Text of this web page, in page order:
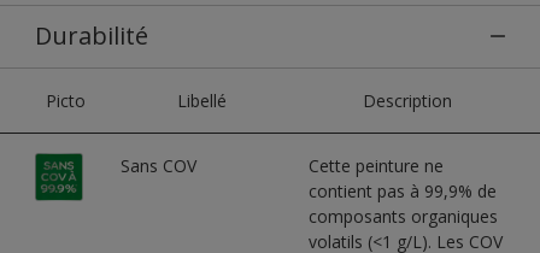
Durabilité
Picto Libellé Description
Sans COV
Cette peinture ne
contient pas à 99,9% de
composants organiques
volatils (<1 g/L). Les COV